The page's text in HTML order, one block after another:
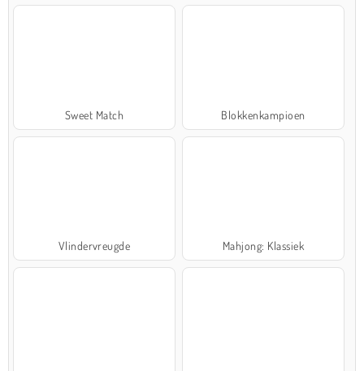
Sweet Match Blokkenkampioen
Vlindervreugde Mahjong: Klassiek